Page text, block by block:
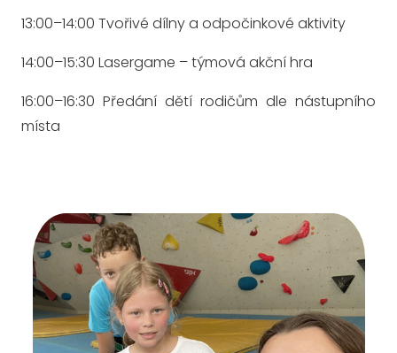
13:00–14:00 Tvořivé dílny a odpočinkové aktivity
14:00–15:30 Lasergame – týmová akční hra
16:00–16:30 Předání dětí rodičům dle nástupního
místa